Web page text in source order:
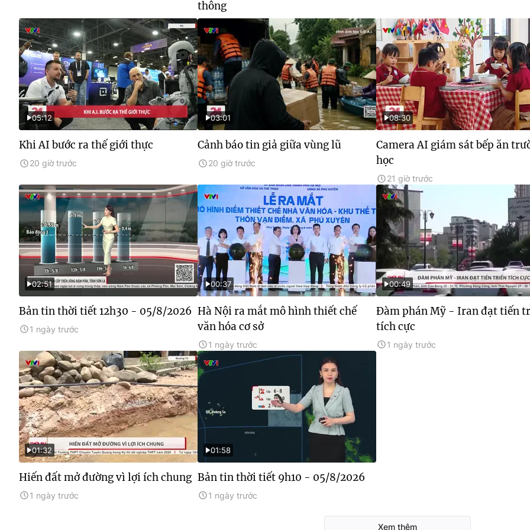
thông
05:12
Khi AI bước ra thế giới thực
20 giờ trước
03:01
Cảnh báo tin giả giữa vùng lũ
20 giờ trước
08:30
Camera AI giám sát bếp ăn
học
21 giờ trước
02:51
Bản tin thời tiết 12h30 - 05/8/2026
1 ngày trước
00:37
Hà Nội ra mắt mô hình thiết chế
văn hóa cơ sở
1 ngày trước
00:49
Đàm phán Mỹ - Iran đạt tiến
tích cực
1 ngày trước
01:32
Hiến đất mở đường vì lợi ích chung
1 ngày trước
01:58
Bản tin thời tiết 9h10 - 05/8/2026
1 ngày trước
Xem thêm